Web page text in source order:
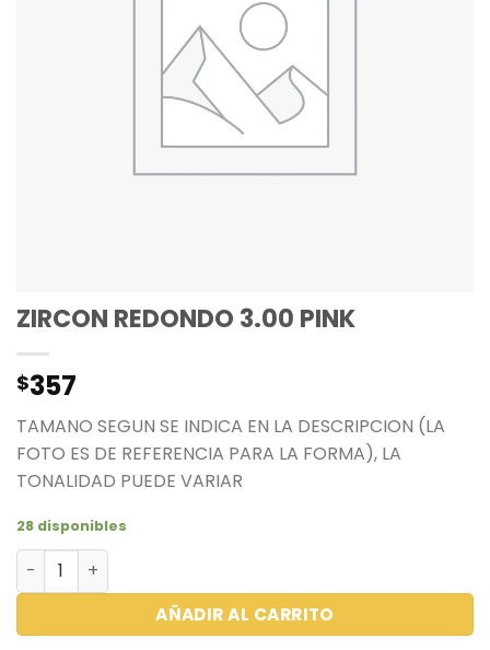
ZIRCON REDONDO 3.00 PINK
$357
TAMANO SEGUN SE INDICA EN LA DESCRIPCION (LA
FOTO ES DE REFERENCIA PARA LA FORMA), LA
TONALIDAD PUEDE VARIAR
28 disponibles
ZIRCON REDONDO 3.00 PINK cantidad
AÑADIR AL CARRITO